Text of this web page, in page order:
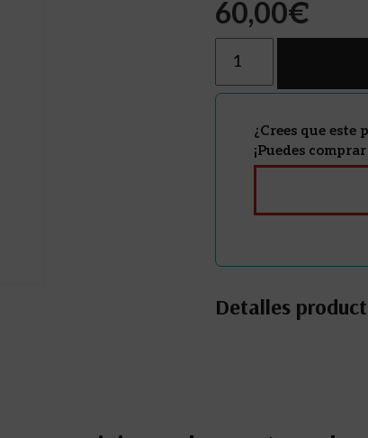
60,00€
¿Crees que
¡Puedes
Detalles